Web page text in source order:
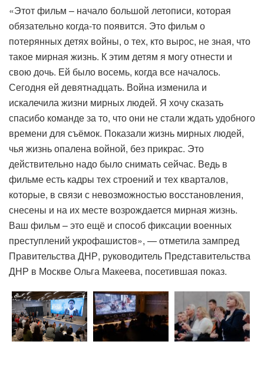
«Этот фильм – начало большой летописи, которая
обязательно когда-то появится. Это фильм о
потерянных детях войны, о тех, кто вырос, не зная, что
такое мирная жизнь. К этим детям я могу отнести и
свою дочь. Ей было восемь, когда все началось.
Сегодня ей девятнадцать. Война изменила и
искалечила жизни мирных людей. Я хочу сказать
спасибо команде за то, что они не стали ждать удобного
времени для съёмок. Показали жизнь мирных людей,
чья жизнь опалена войной, без прикрас. Это
действительно надо было снимать сейчас. Ведь в
фильме есть кадры тех строений и тех кварталов,
которые, в связи с невозможностью восстановления,
снесены и на их месте возрождается мирная жизнь.
Ваш фильм – это ещё и способ фиксации военных
преступлений укрофашистов», — отметила зампред
Правительства ДНР, руководитель Представительства
ДНР в Москве Ольга Макеева, посетившая показ.